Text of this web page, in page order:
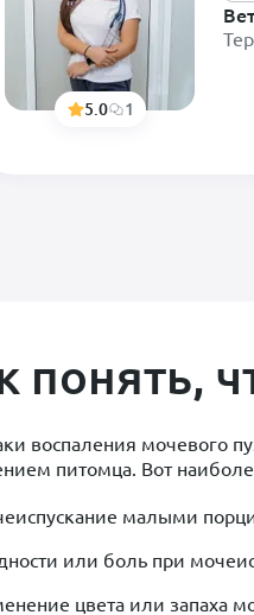
5.0 1
понять,
воспаления мочевого
питомца. Вот
малыми
или боль при
цвета или запаха